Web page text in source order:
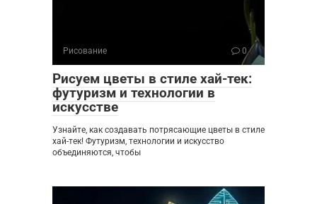
Рисование 0
Рисуем цветы в стиле хай-тек:
футуризм и технологии в
искусстве
Узнайте, как создавать потрясающие цветы в стиле
хай-тек! Футуризм, технологии и искусство
объединяются, чтобы